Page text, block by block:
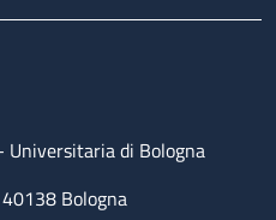
Universitaria di Bologna
Bologna